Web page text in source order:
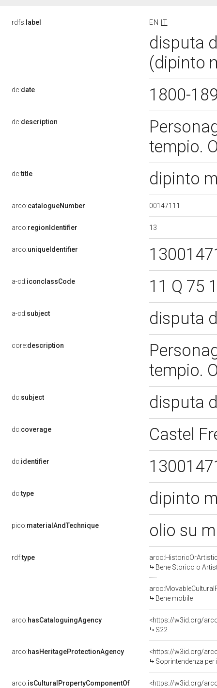
rdfs: label EN IT
disputa
(dipinto
dc:date 1800-
dc:description
tempio.
dc:title dipinto
arco:catalogueNumber 00147111
arco:regionIdentifier 13
arco:uniqueIdentifier
a-cd:iconclassCode 11 Q 75
a-cd:subject disputa
core:description
tempio.
dc:subject disputa
dc:coverage Castel
dc:identifier
dc:type dipinto
pico:materialAndTechnique olio su
rdf:type
Bene Storico o
Bene mobile
arco:hasCataloguingAgency
<https://w3id.org/
S22
arco:hasHeritageProtectionAgency
<https://w3id.org/
Soprintendenza
arco:isCulturalPropertyComponentOf
<https://w3id.org/